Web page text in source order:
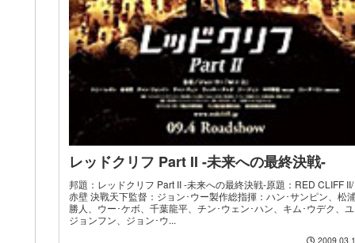
レッドクリフ Part II -未来への最終決戦-
邦題：レッドクリフ Part II -未来への最終決戦-原題：RED CLIFF II/
赤壁 決戰天下監督：ジョン･ウー製作総指揮：ハン･サンピン、松
勝人、ウー･ケボ、千葉龍平、チン･ウェン･ハン、キム･ウデク、
ジョンフン、ジョン･ウ...